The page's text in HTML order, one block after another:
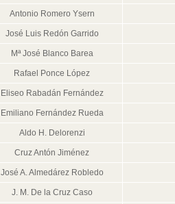
Antonio Romero Ysern
José Luis Redón Garrido
Mª José Blanco Barea
Rafael Ponce López
Eliseo Rabadán Fernández
Emiliano Fernández Rueda
Aldo H. Delorenzi
Cruz Antón Jiménez
José A. Almedárez Robledo
J. M. De la Cruz Caso